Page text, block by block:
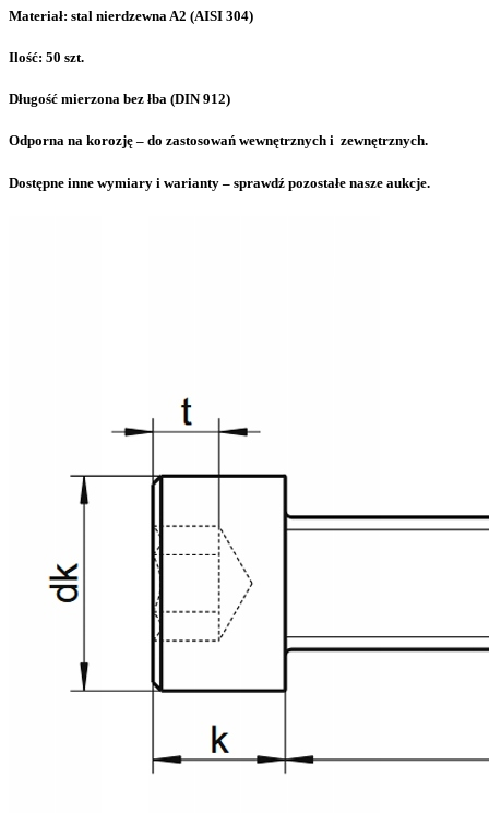
Materiał: stal nierdzewna A2 (AISI 304)
Ilość: 50 szt.
Długość mierzona bez łba (DIN 912)
Odporna na korozję – do zastosowań wewnętrznych i zewnętrznych.
Dostępne inne wymiary i warianty – sprawdź pozostałe nasze aukcje.